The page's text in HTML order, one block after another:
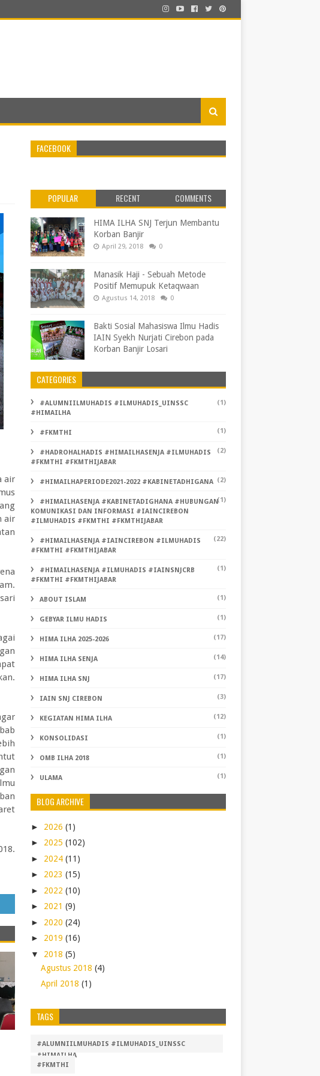
air
air
FACEBOOK
POPULAR RECENT COMMENTS
HIMA ILHA SNJ Terjun Membantu
Korban Banjir
April 29, 2018 0
Manasik Haji - Sebuah Metode
Positif Memupuk Ketaqwaan
Agustus 14, 2018 0
Bakti Sosial Mahasiswa Ilmu Hadis
IAIN Syekh Nurjati Cirebon pada
Korban Banjir Losari
CATEGORIES
#ALUMNIILMUHADIS #ILMUHADIS_UINSSC
#HIMAILHA
(1)
#FKMTHI (1)
#HADROHALHADIS #HIMAILHASENJA #ILMUHADIS
#FKMTHI #FKMTHIJABAR
(2)
#HIMAILHAPERIODE2021-2022 #KABINETADHIGANA (2)
#HIMAILHASENJA #KABINETADIGHANA #HUBUNGAN
KOMUNIKASI DAN INFORMASI #IAINCIREBON
#ILMUHADIS #FKMTHI #FKMTHIJABAR
(1)
#HIMAILHASENJA #IAINCIREBON #ILMUHADIS
#FKMTHI #FKMTHIJABAR
(22)
#HIMAILHASENJA #ILMUHADIS #IAINSNJCRB
#FKMTHI #FKMTHIJABAR
(1)
ABOUT ISLAM (1)
GEBYAR ILMU HADIS (1)
HIMA ILHA 2025-2026 (17)
HIMA ILHA SENJA (14)
HIMA ILHA SNJ (17)
IAIN SNJ CIREBON (3)
KEGIATAN HIMA ILHA (12)
KONSOLIDASI (1)
OMB ILHA 2018 (1)
ULAMA (1)
BLOG ARCHIVE
► 2026 (1)
► 2025 (102)
► 2024 (11)
► 2023 (15)
► 2022 (10)
► 2021 (9)
► 2020 (24)
► 2019 (16)
▼ 2018 (5)
Agustus 2018 (4)
April 2018 (1)
TAGS
#ALUMNIILMUHADIS #ILMUHADIS_UINSSC
#HIMAILHA
#FKMTHI